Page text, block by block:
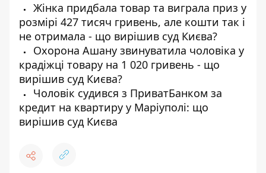
Жінка придбала товар та виграла приз у
розмірі 427 тисяч гривень, але кошти так і
не отримала - що вирішив суд Києва?
Охорона Ашану звинуватила чоловіка у
крадіжці товару на 1 020 гривень - що
вирішив суд Києва?
Чоловік судився з ПриватБанком за
кредит на квартиру у Маріуполі: що
вирішив суд Києва